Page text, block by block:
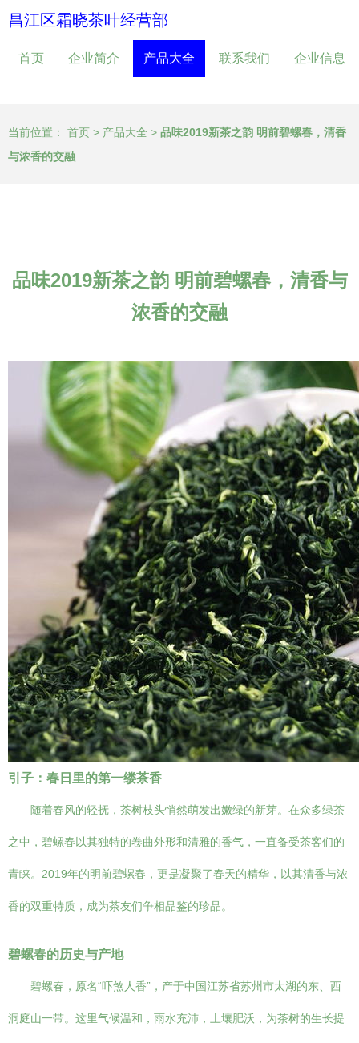
昌江区霜晓茶叶经营部
首页 企业简介 产品大全 联系我们 企业信息
当前位置： 首页 > 产品大全 > 品味2019新茶之韵 明前碧螺春，清香
与浓香的交融
品味2019新茶之韵 明前碧螺春，清香与
浓香的交融
引子：春日里的第一缕茶香
随着春风的轻抚，茶树枝头悄然萌发出嫩绿的新芽。在众多绿茶
之中，碧螺春以其独特的卷曲外形和清雅的香气，一直备受茶客们的
青睐。2019年的明前碧螺春，更是凝聚了春天的精华，以其清香与浓
香的双重特质，成为茶友们争相品鉴的珍品。
碧螺春的历史与产地
碧螺春，原名“吓煞人香”，产于中国江苏省苏州市太湖的东、西
洞庭山一带。这里气候温和，雨水充沛，土壤肥沃，为茶树的生长提